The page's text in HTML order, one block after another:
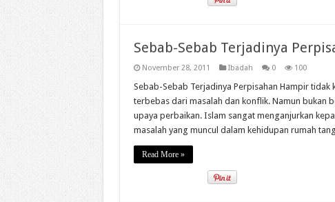
Sebab-Sebab Terjadinya
November 28, 2011 Ibadah 0 100
Sebab-Sebab Terjadinya Perpisahan Hampir
terbebas dari masalah dan konflik. Namun bukan
upaya perbaikan. Islam sangat menganjurkan
masalah yang muncul dalam kehidupan rumah
Read More »